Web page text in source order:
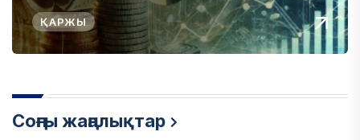
ҚАРЖЫ
Соңғы жаңалықтар